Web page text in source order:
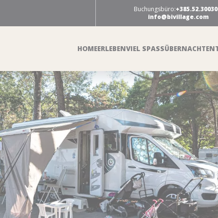
Buchungsbüro:
info@bivillage.com
HOMEERLEBENVIEL SPASS ÜBERNACHTEN